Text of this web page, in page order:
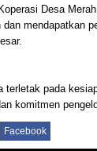
Desa
mendapatkan
terletak pada
komitmen
Facebook